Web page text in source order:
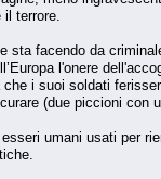
terrore.
sta facendo da
l'onere
che i suoi soldati
(due piccioni con
umani usati per